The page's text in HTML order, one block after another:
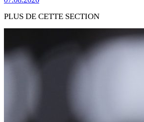
PLUS DE CETTE SECTION